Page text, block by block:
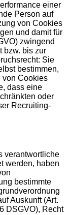
einer
Person auf
von Cookies
und damit für
zwingend
bzw. bis zur
Sie
bestimmen,
von Cookies
dass eine
oder
Recruiting-
verantwortliche
werden, haben
bestimmte
Auskunft (Art.
DSGVO), Recht